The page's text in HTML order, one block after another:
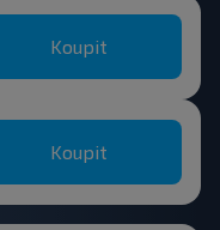
Koupit
Koupit